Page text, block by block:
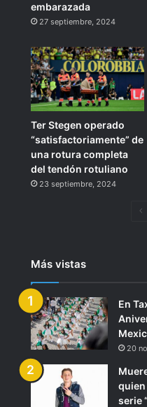
embarazada
27 septiembre, 2024
Ter Stegen operado
“satisfactoriamente” de
una rotura completa
del tendón rotuliano
23 septiembre, 2024
Más vistas
En
20
quien
serie